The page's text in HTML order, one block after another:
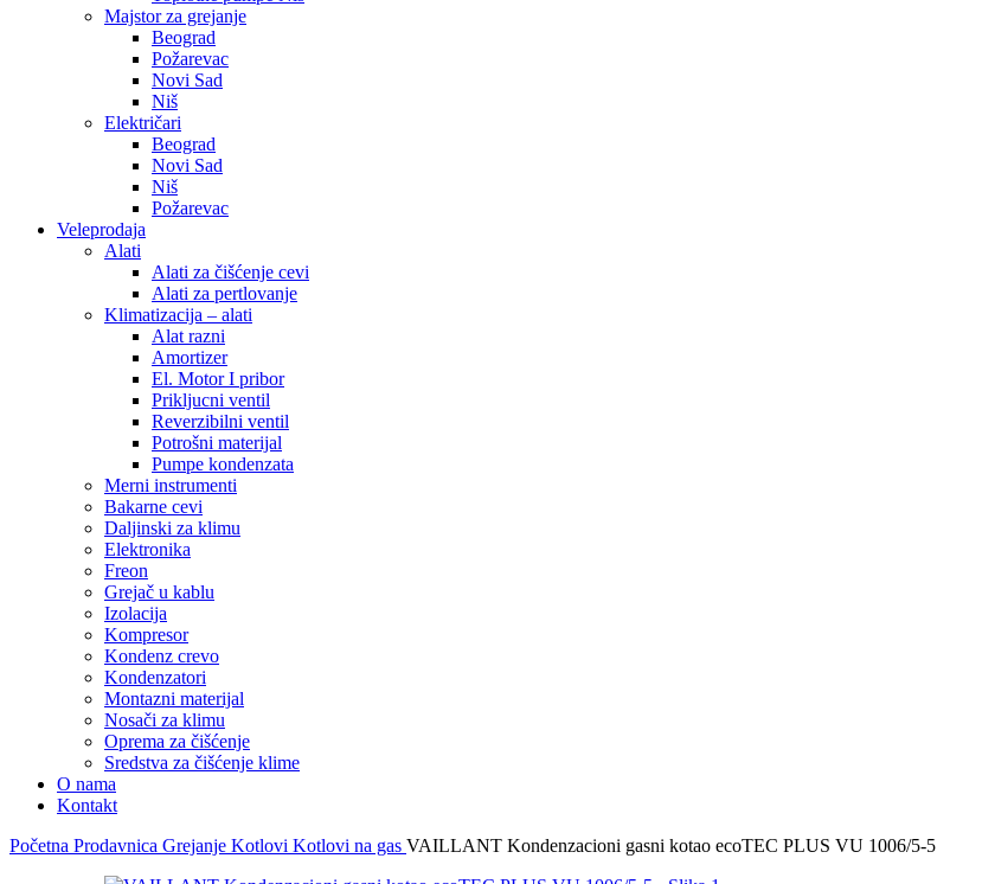
Majstor za grejanje
Beograd
Požarevac
Novi Sad
Niš
Električari
Beograd
Novi Sad
Niš
Požarevac
Veleprodaja
Alati
Alati za čišćenje cevi
Alati za pertlovanje
Klimatizacija – alati
Alat razni
Amortizer
El. Motor I pribor
Prikljucni ventil
Reverzibilni ventil
Potrošni materijal
Pumpe kondenzata
Merni instrumenti
Bakarne cevi
Daljinski za klimu
Elektronika
Freon
Grejač u kablu
Izolacija
Kompresor
Kondenz crevo
Kondenzatori
Montazni materijal
Nosači za klimu
Oprema za čišćenje
Sredstva za čišćenje klime
O nama
Kontakt
Početna Prodavnica Grejanje Kotlovi Kotlovi na gas VAILLANT Kondenzacioni gasni kotao ecoTEC PLUS VU 1006/5-5